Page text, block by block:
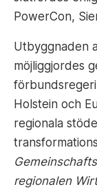
PowerCon,
Utbyggnaden
möjliggjordes
Holstein och
regionala
regionalen